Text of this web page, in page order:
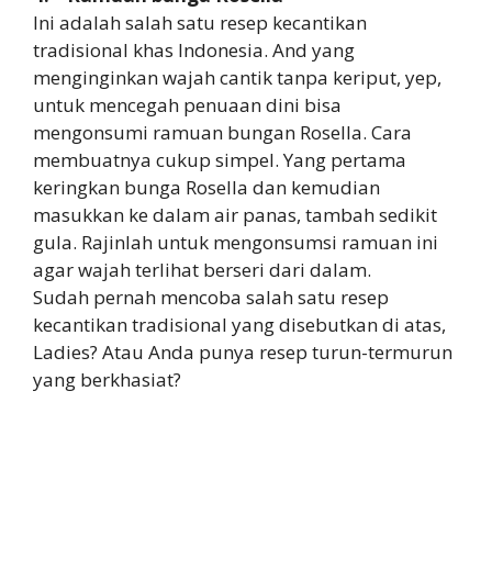
Ini adalah salah satu resep kecantikan
tradisional khas Indonesia. And yang
menginginkan wajah cantik tanpa keriput, yep,
untuk mencegah penuaan dini bisa
mengonsumi ramuan bungan Rosella. Cara
membuatnya cukup simpel. Yang pertama
keringkan bunga Rosella dan kemudian
masukkan ke dalam air panas, tambah sedikit
gula. Rajinlah untuk mengonsumsi ramuan ini
agar wajah terlihat berseri dari dalam.
Sudah pernah mencoba salah satu resep
kecantikan tradisional yang disebutkan di atas,
Ladies? Atau Anda punya resep turun-termurun
yang berkhasiat?